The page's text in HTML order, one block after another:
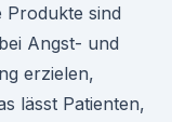
Produkte sind
Angst- und
erzielen,
lässt Patienten,